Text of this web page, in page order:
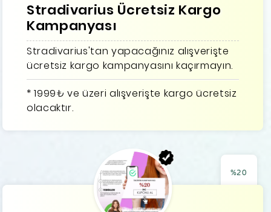
Stradivarius Ücretsiz Kargo
Kampanyası
Stradivarius'tan yapacağınız alışverişte
ücretsiz kargo kampanyasını kaçırmayın.
* 1999₺ ve üzeri alışverişte kargo ücretsiz
olacaktır.
%20